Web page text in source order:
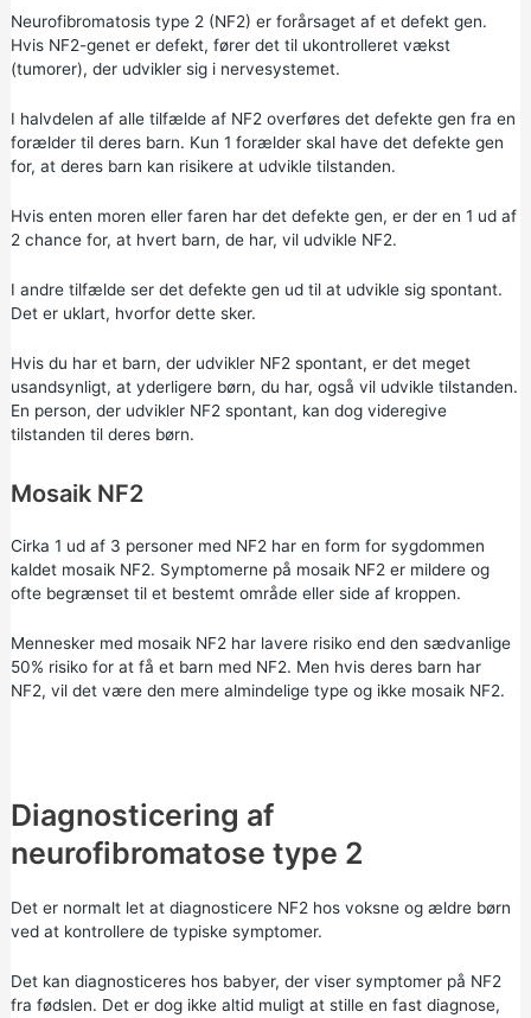
Neurofibromatosis type 2 (NF2) er forårsaget af et defekt gen.
Hvis NF2-genet er defekt, fører det til ukontrolleret vækst
(tumorer), der udvikler sig i nervesystemet.
I halvdelen af alle tilfælde af NF2 overføres det defekte gen fra en
forælder til deres barn. Kun 1 forælder skal have det defekte gen
for, at deres barn kan risikere at udvikle tilstanden.
Hvis enten moren eller faren har det defekte gen, er der en 1 ud af
2 chance for, at hvert barn, de har, vil udvikle NF2.
I andre tilfælde ser det defekte gen ud til at udvikle sig spontant.
Det er uklart, hvorfor dette sker.
Hvis du har et barn, der udvikler NF2 spontant, er det meget
usandsynligt, at yderligere børn, du har, også vil udvikle tilstanden.
En person, der udvikler NF2 spontant, kan dog videregive
tilstanden til deres børn.
Mosaik NF2
Cirka 1 ud af 3 personer med NF2 har en form for sygdommen
kaldet mosaik NF2. Symptomerne på mosaik NF2 er mildere og
ofte begrænset til et bestemt område eller side af kroppen.
Mennesker med mosaik NF2 har lavere risiko end den sædvanlige
50% risiko for at få et barn med NF2. Men hvis deres barn har
NF2, vil det være den mere almindelige type og ikke mosaik NF2.
Diagnosticering af
neurofibromatose type 2
Det er normalt let at diagnosticere NF2 hos voksne og ældre børn
ved at kontrollere de typiske symptomer.
Det kan diagnosticeres hos babyer, der viser symptomer på NF2
fra fødslen. Det er dog ikke altid muligt at stille en fast diagnose,